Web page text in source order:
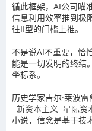
循此框架，AI公司瞄
信息利用效率推到极
往II型的门槛上推。
不是说AI不重要，恰
能是一切发明的终结
坐标系。
历史学家吉尔·莱波
=新资本主义=星际资
小说，信念是基于技